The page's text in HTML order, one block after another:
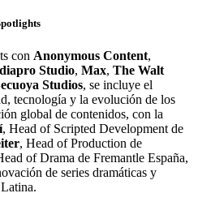
con Anonymous Content,
Studio, Max, The Walt
Studios, se incluye el
tecnología y la evolución de los
global de contenidos, con la
, Head of Scripted Development de
, Head of Production de
of Drama de Fremantle España,
de series dramáticas y